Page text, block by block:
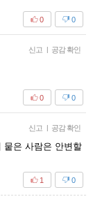
0
0
신고 | 공감 확인
0
0
신고 | 공감 확인
뭍은 사람은 안변할
0
1